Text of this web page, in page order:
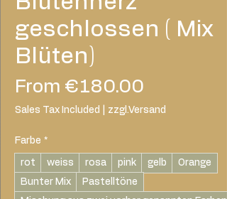
geschlossen ( Mix
Blüten)
From €180.00
Price
Sales Tax Included zzgl.Versand
Farbe *
rot weiss rosa pink gelb
Orange
Bunter Mix
Pastelltöne